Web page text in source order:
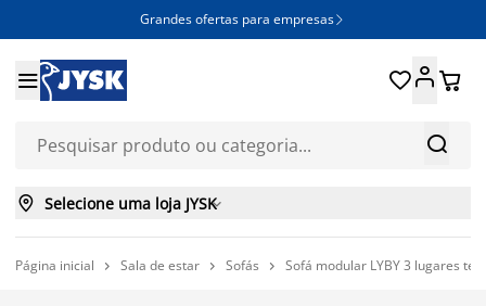
Grandes ofertas para empresas 


 
 Selecione uma loja JYSK
Página inicial  Sala de estar  Sofás  Sofá modular LYBY 3 lugares